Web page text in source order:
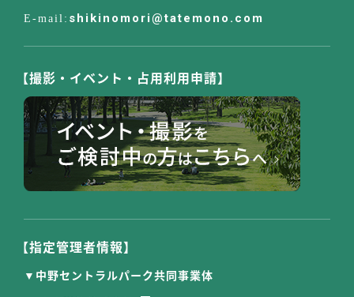
shikinomori@tatemono.com
【撮影・イベント・占用利用申請】
【指定管理者情報】
中野セントラルパーク共同事業体